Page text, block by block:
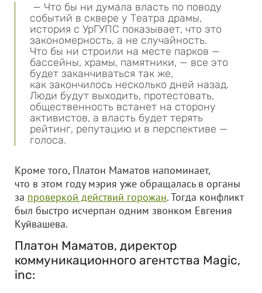
— Что бы ни думала власть по поводу
событий в сквере у Театра драмы,
история с УрГУПС показывает, что это
закономерность, а не случайность.
Что бы ни строили на месте парков —
бассейны, храмы, памятники, — все это
будет заканчиваться так же,
как закончилось несколько дней назад.
Люди будут выходить, протестовать,
общественность встанет на сторону
активистов, а власть будет терять
рейтинг, репутацию и в перспективе —
голоса.
Кроме того, Платон Маматов напоминает,
что в этом году мэрия уже обращалась в органы
за проверкой действий горожан. Тогда конфликт
был быстро исчерпан одним звонком Евгения
Куйвашева.
Платон Маматов, директор
коммуникационного агентства Magic,
inc: